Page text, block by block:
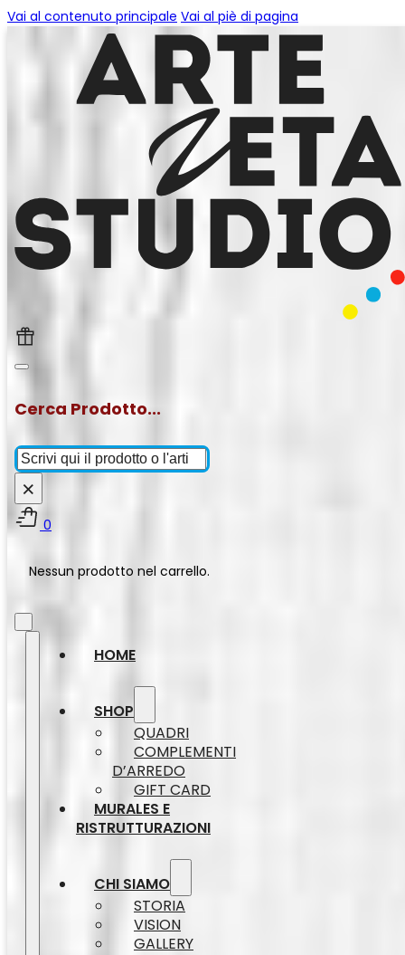
Vai al contenuto principale Vai al piè di pagina
Cerca Prodotto...
Cerca
×
0
Nessun prodotto nel carrello.
HOME
SHOP
QUADRI
COMPLEMENTI
D’ARREDO
GIFT CARD
MURALES E
RISTRUTTURAZIONI
CHI SIAMO
STORIA
VISION
GALLERY